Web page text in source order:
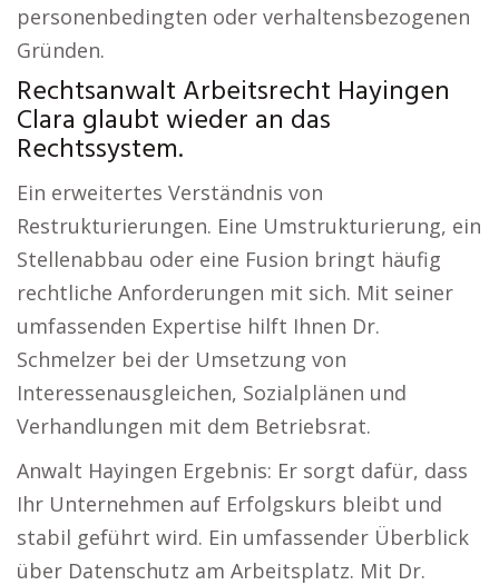
personenbedingten oder verhaltensbezogenen
Gründen.
Rechtsanwalt Arbeitsrecht Hayingen
Clara glaubt wieder an das
Rechtssystem.
Ein erweitertes Verständnis von
Restrukturierungen. Eine Umstrukturierung, ein
Stellenabbau oder eine Fusion bringt häufig
rechtliche Anforderungen mit sich. Mit seiner
umfassenden Expertise hilft Ihnen Dr.
Schmelzer bei der Umsetzung von
Interessenausgleichen, Sozialplänen und
Verhandlungen mit dem Betriebsrat.
Anwalt Hayingen Ergebnis: Er sorgt dafür, dass
Ihr Unternehmen auf Erfolgskurs bleibt und
stabil geführt wird. Ein umfassender Überblick
über Datenschutz am Arbeitsplatz. Mit Dr.